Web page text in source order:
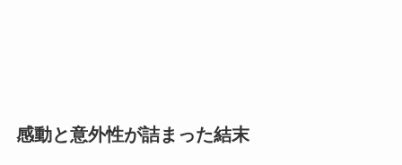
感動と意外性が詰まった結末